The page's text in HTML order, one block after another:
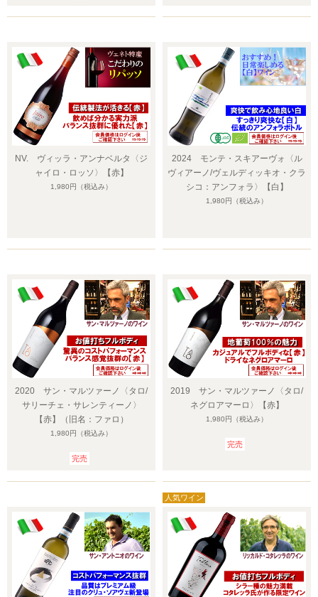
NV. ヴィッラ・アンナベルタ〈ジ
ャイロ・ロッソ〉【赤】
1,980円 （税込み）
2024 モンテ・スキアーヴォ〈ル
ヴィアーノ/ヴェルディッキオ・クラ
シコ：アンフォラ〉【白】
1,980円 （税込み）
2020 サン・マルツァーノ〈タロ/
サリーチェ・サレンティーノ〉
【赤】（旧名：ファロ）
1,980円 （税込み）
完売
2019 サン・マルツァーノ〈タロ/
ネグロアマーロ〉【赤】
1,980円 （税込み）
完売